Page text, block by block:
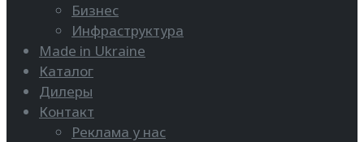
Бизнес
Инфраструктура
Made in Ukraine
Каталог
Дилеры
Контакт
Реклама у нас